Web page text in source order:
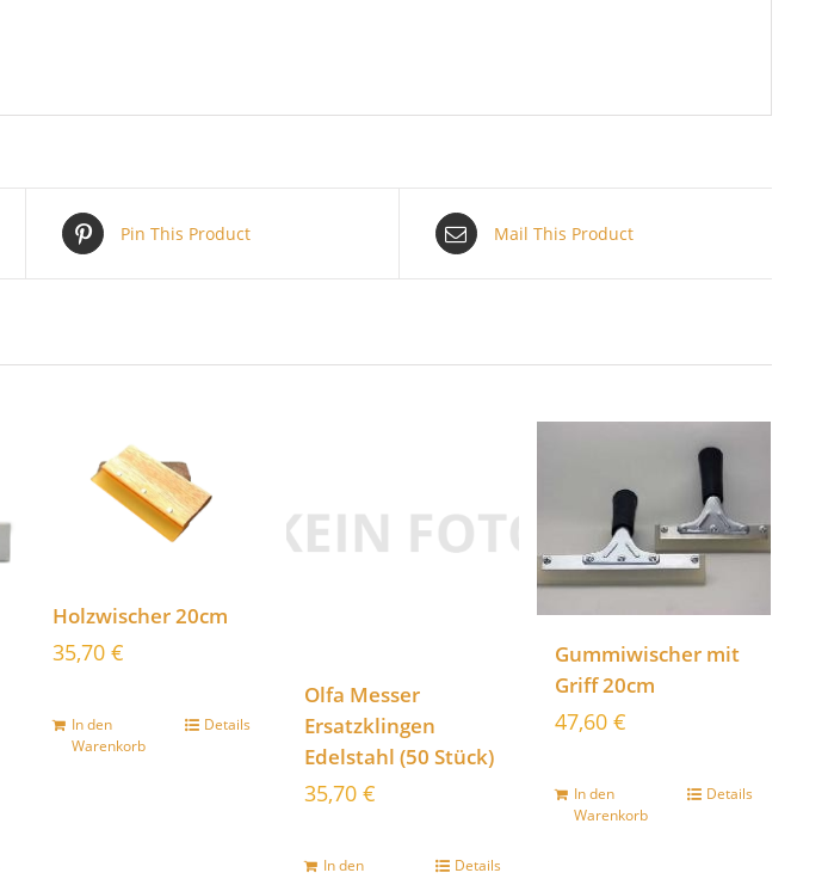
Pin This Product Mail This Product
Holzwischer 20cm
35,70€
In den
Warenkorb
Details
Olfa Messer
Ersatzklingen
Edelstahl (50 Stück)
35,70 €
In den
Details
Gummiwischer mit
Griff 20cm
47,60 €
In den
Warenkorb
Details